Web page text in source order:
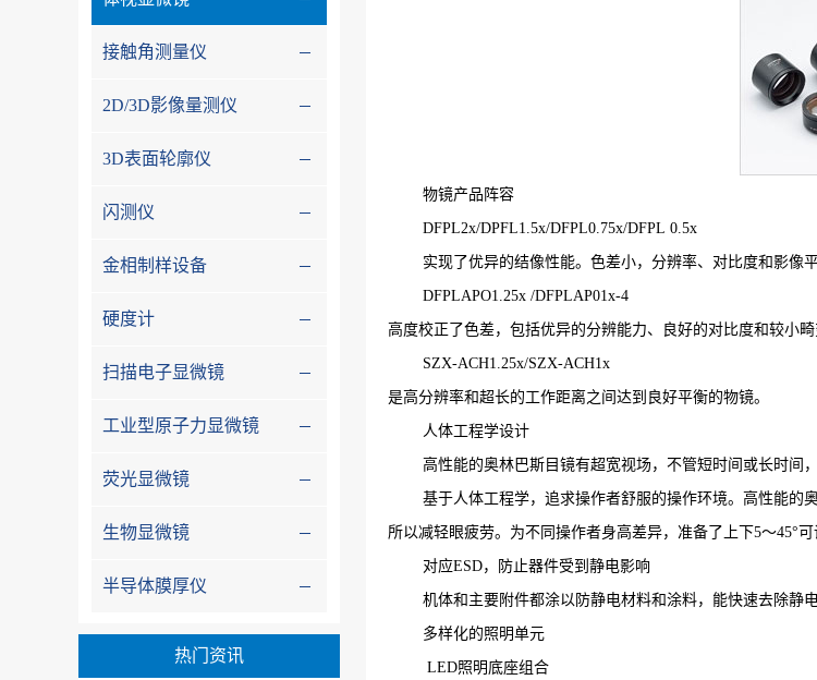
接触角测量仪
2D/3D影像量测仪
3D表面轮廓仪
闪测仪
金相制样设备
硬度计
扫描电子显微镜
工业型原子力显微镜
荧光显微镜
生物显微镜
半导体膜厚仪
热门资讯
物镜产品阵容
DFPL2x/DPFL1.5x/DFPL0.75x/DFPL 0.5x
实现了优异的结像性能。色差小，分辨率、对比度和影像
DFPLAPO1.25x /DFPLAP01x-4
高度校正了色差，包括优异的分辨能力、良好的对比度和较小畸
SZX-ACH1.25x/SZX-ACH1x
是高分辨率和超长的工作距离之间达到良好平衡的物镜。
人体工程学设计
高性能的奥林巴斯目镜有超宽视场，不管短时间或长时间
基于人体工程学，追求操作者舒服的操作环境。高性能的
所以减轻眼疲劳。为不同操作者身高差异，准备了上下5～45°可
对应ESD，防止器件受到静电影响
机体和主要附件都涂以防静电材料和涂料，能快速去除静
多样化的照明单元
LED照明底座组合